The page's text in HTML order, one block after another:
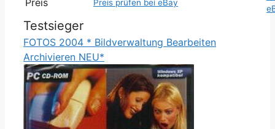
Preis prüfen bei eBay
Testsieger
FOTOS 2004 * Bildverwaltung Bearbeiten
Archivieren NEU*